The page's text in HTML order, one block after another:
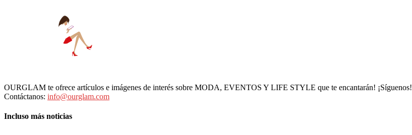
OURGLAM te ofrece artículos e imágenes de interés sobre MODA, EVENTOS Y LIFE STYLE que te encantarán! ¡Síguenos!
Contáctanos: info@ourglam.com
Incluso más noticias